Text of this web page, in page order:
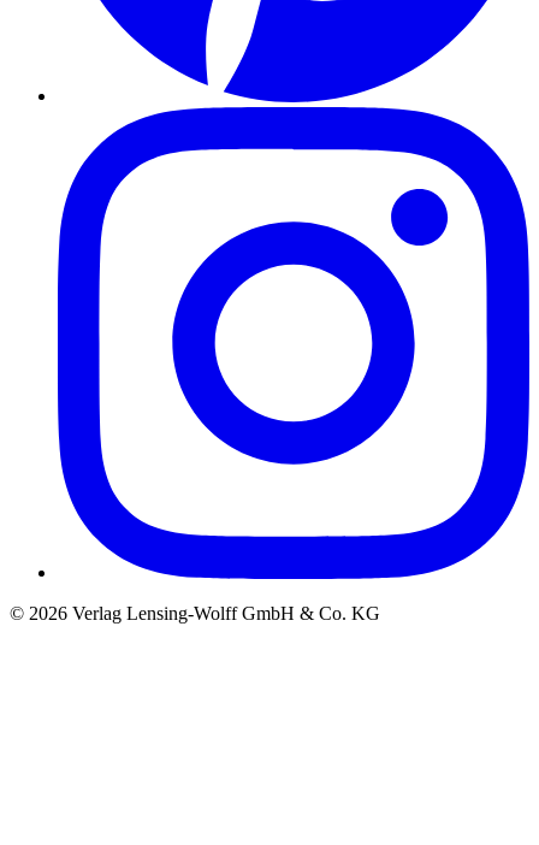
© 2026 Verlag Lensing-Wolff GmbH & Co. KG